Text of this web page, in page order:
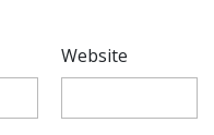
Website